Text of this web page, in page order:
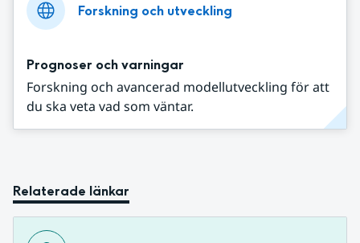
Forskning och utveckling
Prognoser och varningar
Forskning och avancerad modellutveckling för att
du ska veta vad som väntar.
Relaterade länkar